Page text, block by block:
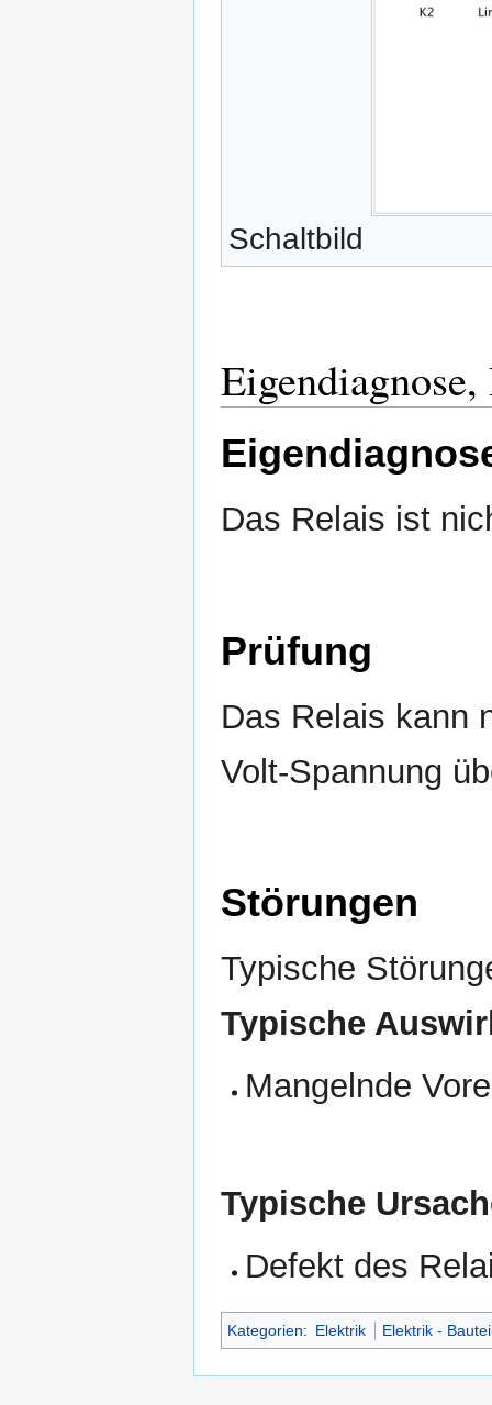
Schaltbild
Das Relais ist
Prüfung
Das Relais kann
Volt-Spannung
Störungen
Typische
Typische
Mangelnde
Typische
Defekt des
Kategorien: Elektrik Elektrik -